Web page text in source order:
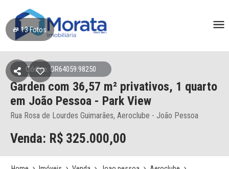
13Fotos
Código: OR64059:98250
Garden com 36,57 m² privativos, 1 quarto
em João Pessoa - Park View
Rua Rosa de Lourdes Guimarães, Aeroclube - João Pessoa
Venda: R$ 325.000,00